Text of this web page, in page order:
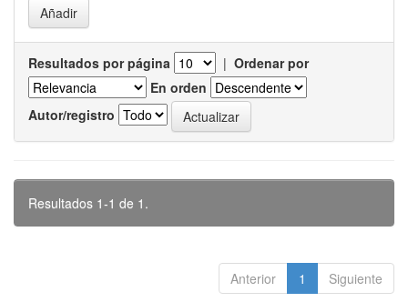
Resultados por página | Ordenar por
En orden
Autor/registro
Resultados 1-1 de 1.
Anterior 1 Siguiente